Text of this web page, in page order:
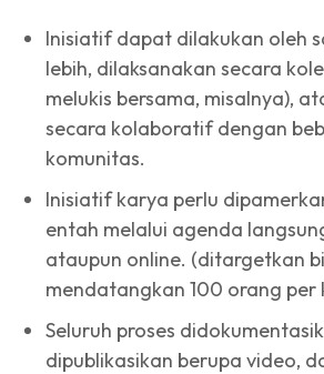
Inisiatif dapat dilakukan oleh
lebih, dilaksanakan secara
melukis bersama, misalnya),
secara kolaboratif dengan
komunitas.
Inisiatif karya perlu
entah melalui agenda
ataupun online. (ditargetkan
mendatangkan 100 orang per
Seluruh proses
dipublikasikan berupa video,